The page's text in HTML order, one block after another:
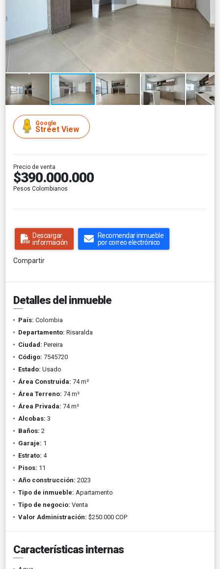
Google
Street View
Precio de venta
$390.000.000
Pesos Colombianos
Descargar
información
Recomendar inmueble
por correo electrónico
Compartir
Detalles del inmueble
País: Colombia
Departamento: Risaralda
Ciudad: Pereira
Código: 7545720
Estado: Usado
Área Construida: 74 m²
Área Terreno: 74 m²
Área Privada: 74 m²
Alcobas: 3
Baños: 2
Garaje: 1
Estrato: 4
Pisos: 11
Año construcción: 2023
Tipo de inmueble: Apartamento
Tipo de negocio: Venta
Valor Administración: $250.000 COP
Características internas